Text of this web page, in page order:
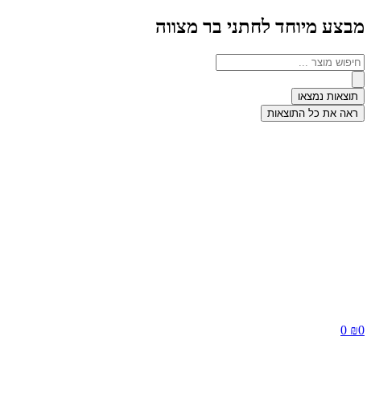
מבצע מיוחד לחתני בר מצווה
תוצאות נמצאו
ראה את כל התוצאות
₪0
0